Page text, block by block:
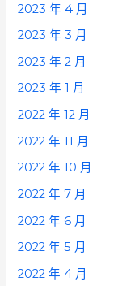
2023 年 4 月
2023 年 3 月
2023 年 2 月
2023 年 1 月
2022 年 12 月
2022 年 11 月
2022 年 10 月
2022 年 7 月
2022 年 6 月
2022 年 5 月
2022 年 4 月